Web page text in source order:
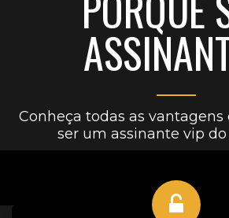
Conheça todas as vantagens
ser um assinante vip